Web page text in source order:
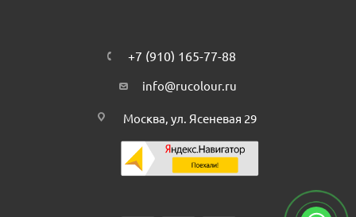
+7 (910) 165-77-88
info@rucolour.ru
Москва, ул. Ясеневая 29